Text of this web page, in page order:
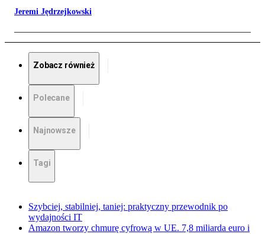
Jeremi Jędrzejkowski
Zobacz również
Polecane
Najnowsze
Tagi
Szybciej, stabilniej, taniej: praktyczny przewodnik po
wydajności IT
Amazon tworzy chmurę cyfrową w UE. 7,8 miliarda euro i